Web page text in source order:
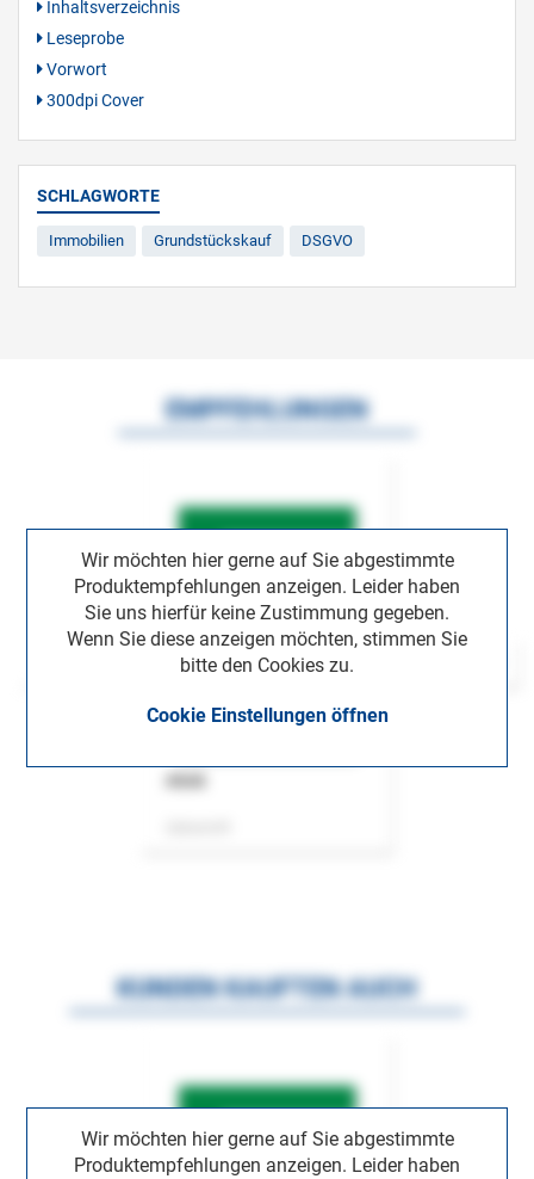
Inhaltsverzeichnis
Leseprobe
Vorwort
300dpi Cover
SCHLAGWORTE
Immobilien Grundstückskauf DSGVO
Wir möchten hier gerne auf Sie abgestimmte
Produktempfehlungen anzeigen. Leider haben
Sie uns hierfür keine Zustimmung gegeben.
Wenn Sie diese anzeigen möchten, stimmen Sie
bitte den Cookies zu.
Cookie Einstellungen öffnen
EMPFEHLUNGEN
Wir möchten hier gerne auf Sie abgestimmte
Produktempfehlungen anzeigen. Leider haben
KUNDEN KAUFTEN AUCH